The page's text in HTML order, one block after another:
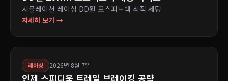
시뮬레이션 레이싱 DD휠 포스피드백 최적 세팅
자세히 보기 →
레이싱 2026년 8월 7일
인제 스피디움 트레일 브레이킹 공략